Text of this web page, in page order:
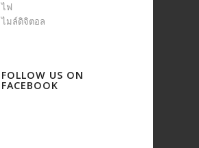
ไฟ
ไมล์ดิจิตอล
FOLLOW US ON
FACEBOOK